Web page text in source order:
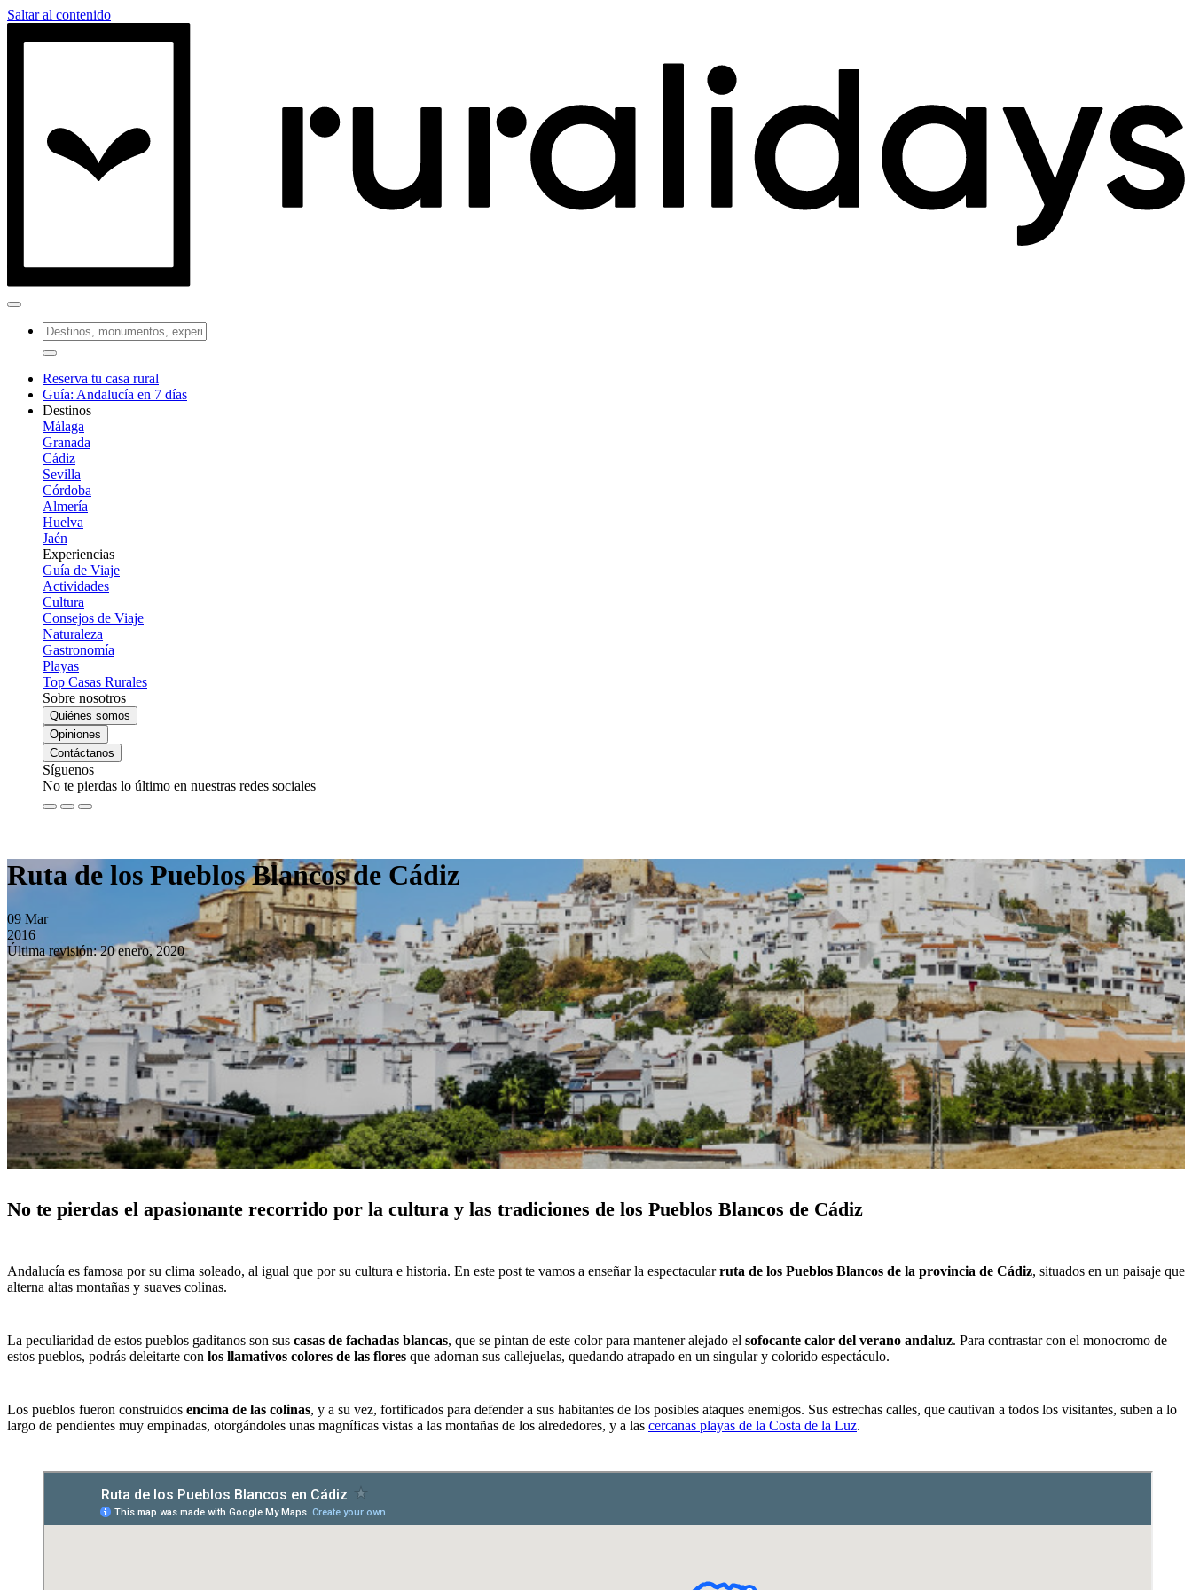
Saltar al contenido
Reserva tu casa rural
Guía: Andalucía en 7 días
Destinos
Málaga
Granada
Cádiz
Sevilla
Córdoba
Almería
Huelva
Jaén
Experiencias
Guía de Viaje
Actividades
Cultura
Consejos de Viaje
Naturaleza
Gastronomía
Playas
Top Casas Rurales
Sobre nosotros
Quiénes somos
Opiniones
Contáctanos
Síguenos
No te pierdas lo último en nuestras redes sociales
Ruta de los Pueblos Blancos de Cádiz
09 Mar
2016
Última revisión: 20 enero, 2020
No te pierdas el apasionante recorrido por la cultura y las tradiciones de los Pueblos Blancos de Cádiz
Andalucía es famosa por su clima soleado, al igual que por su cultura e historia. En este post te vamos a enseñar la espectacularruta de los Pueblos Blancos de la provincia de Cádiz, situados en un paisaje que
alterna altas montañas y suaves colinas.
La peculiaridad de estos pueblos gaditanos son sus casas de fachadas blancas, que se pintan de este color para mantener alejado el sofocante calor del verano andaluz. Para contrastar con el monocromo de
estos pueblos, podrás deleitarte con los llamativos colores de las flores que adornan sus callejuelas, quedando atrapado en un singular y colorido espectáculo.
Los pueblos fueron construidos encima de las colinas, y a su vez, fortificados para defender a sus habitantes de los posibles ataques enemigos. Sus estrechas calles, que cautivan a todos los visitantes, suben a lo
largo de pendientes muy empinadas, otorgándoles unas magníficas vistas a las montañas de los alrededores, y a las cercanas playas de la Costa de la Luz.